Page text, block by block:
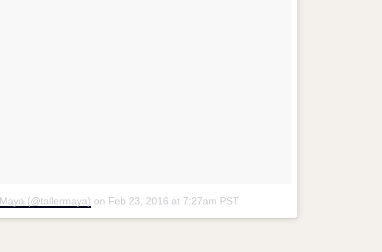
(@tallermaya) on Feb 23, 2016 at 7:27am PST